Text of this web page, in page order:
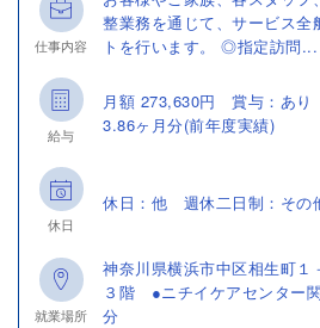
仕事内容
整業務を通じて、サービス全
トを行います。 ◎指定訪問...
給与
月額 273,630円 賞与：あ
3.86ヶ月分(前年度実績)
休日
休日：他 週休二日制：その
就業場所
神奈川県横浜市中区相生町
３階 ●ニチイケアセンター
分